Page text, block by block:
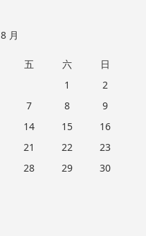
月
五 六
日
1
2
7 8
9
14 15
16
21 22
23
28 29
30